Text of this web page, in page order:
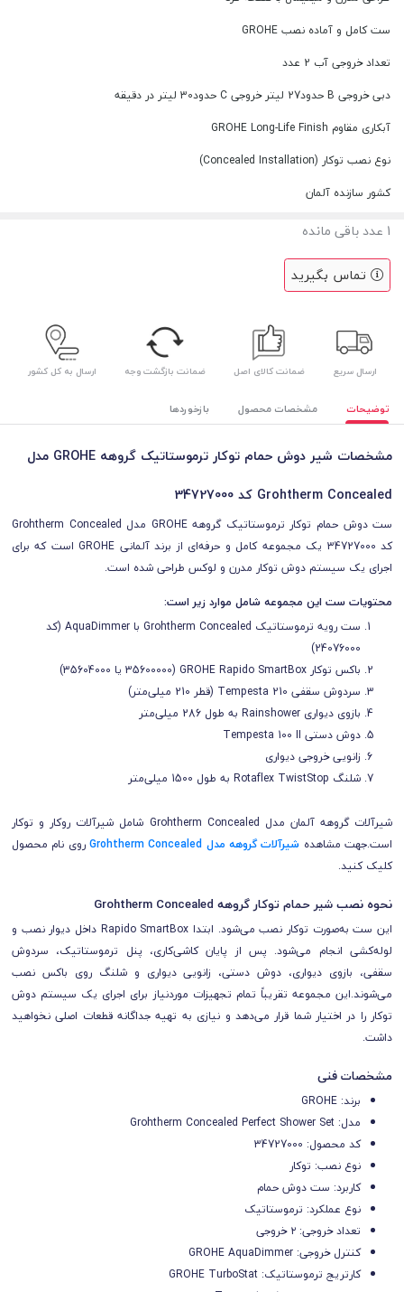
ست کامل و آماده نصب GROHE
تعداد خروجی آب 2 عدد
دبی خروجی B حدود27 لیتر خروجی C حدود30 لیتر در دقیقه
آبکاری مقاوم GROHE Long-Life Finish
نوع نصب توکار (Concealed Installation)
کشور سازنده آلمان
1 عدد باقی مانده
تماس بگیرید
ارسال سریع ضمانت کالای اصل ضمانت بازگشت وجه ارسال به کل کشور
توضیحات مشخصات محصول بازخوردها
مشخصات شیر دوش حمام توکار ترموستاتیک گروهه GROHE مدل
Grohtherm Concealed کد 34727000
ست دوش حمام توکار ترموستاتیک گروهه GROHE مدل Grohtherm Concealed
کد 34727000 یک مجموعه کامل و حرفه‌ای از برند آلمانی GROHE است که برای
اجرای یک سیستم دوش توکار مدرن و لوکس طراحی شده است.
محتویات ست این مجموعه شامل موارد زیر است:
ست رویه ترموستاتیک Grohtherm Concealed با AquaDimmer (کد
24076000)
باکس توکار GROHE Rapido SmartBox (35600000 یا 35604000)
سردوش سقفی Tempesta 210 (قطر 210 میلی‌متر)
بازوی دیواری Rainshower به طول 286 میلی‌متر
دوش دستی Tempesta 100 II
زانویی خروجی دیواری
شلنگ Rotaflex TwistStop به طول 1500 میلی‌متر
شیرآلات گروهه آلمان مدل Grohtherm Concealed شامل شیرآلات روکار و توکار
است.جهت مشاهده شیرآلاتگروهه مدل Grohtherm Concealed
روی نام محصول
کلیک کنید.
نحوه نصب شیر حمام توکار گروهه Grohtherm Concealed
این ست به‌صورت توکار نصب می‌شود. ابتدا Rapido SmartBox داخل دیوار نصب و
لوله‌کشی انجام می‌شود. پس از پایان کاشی‌کاری، پنل ترموستاتیک، سردوش
سقفی، بازوی دیواری، دوش دستی، زانویی دیواری و شلنگ روی باکس نصب
می‌شوند.این مجموعه تقریباً تمام تجهیزات موردنیاز برای اجرای یک سیستم دوش
توکار را در اختیار شما قرار می‌دهد و نیازی به تهیه جداگانه قطعات اصلی نخواهید
داشت.
مشخصات فنی
برند: GROHE
مدل: Grohtherm Concealed Perfect Shower Set
کد محصول: 34727000
نوع نصب: توکار
کاربرد: ست دوش حمام
نوع عملکرد: ترموستاتیک
تعداد خروجی: ۲ خروجی
کنترل خروجی: GROHE AquaDimmer
کارتریج ترموستاتیک: GROHE TurboStat